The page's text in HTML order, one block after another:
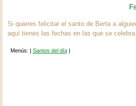
Si quieres felicitar el santo de Berta a
aquí tienes las fechas en las que se celebra
Menús: | Santos del día|